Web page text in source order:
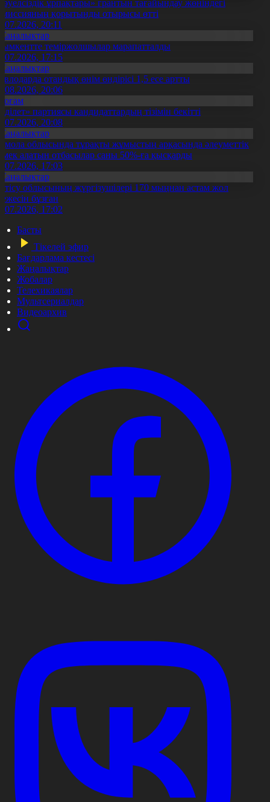
ұрпақтары» грантын тағайындау жөніндегі
қорытынды отырысы өтті
20:11
теміржолшылар марапатталды
17:15
отандық өнім өндірісі 1,5 есе артты
20:06
партиясы кандидаттардың тізімін бекітті
20:08
облысында тұрақты жұмыстың арқасында әлеуметтік
алатын отбасылар саны 50%-ға қысқарды
17:03
облысының жүргізушілері 170 мыңнан астам жол
бұзған
17:02
Басты
Тікелей эфир
Бағдарлама кестесі
Жаңалықтар
Жобалар
Телехикаялар
Мультсериалдар
Видеоархив